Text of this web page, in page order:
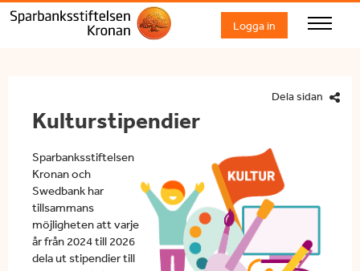
Logga in
Dela sidan
Kulturstipendier
Sparbanksstiftelsen
Kronan och
Swedbank har
tillsammans
möjligheten att varje
år från 2024 till 2026
dela ut stipendier till